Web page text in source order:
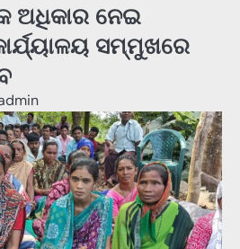
ଅଧିକାର ନେଇ
ସମ୍ମୁଖରେ